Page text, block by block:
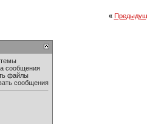
«
темы
сообщения
файлы
сообщения